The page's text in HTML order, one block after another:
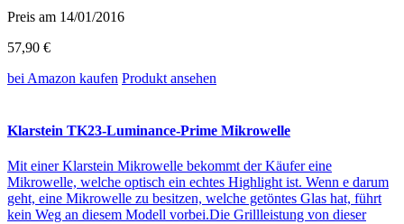
Preis am 14/01/2016
57,90 €
bei Amazon kaufen Produkt ansehen
Klarstein TK23-Luminance-Prime Mikrowelle
Mit einer Klarstein Mikrowelle bekommt der Käufer eine
Mikrowelle, welche optisch ein echtes Highlight ist. Wenn e darum
geht, eine Mikrowelle zu besitzen, welche getöntes Glas hat, führt
kein Weg an diesem Modell vorbei.Die Grillleistung von dieser